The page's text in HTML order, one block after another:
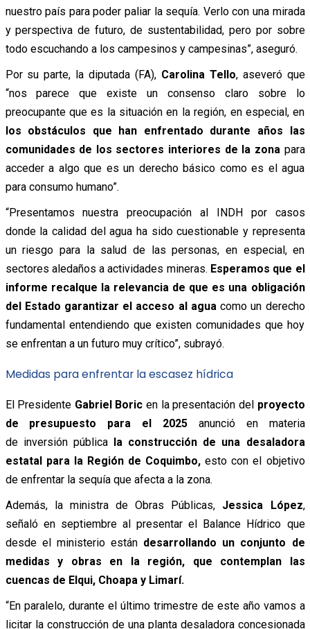
nuestro país para poder paliar la sequía. Verlo con una mirada
y perspectiva de futuro, de sustentabilidad, pero por sobre
todo escuchando a los campesinos y campesinas”, aseguró.
Por su parte, la diputada (FA), Carolina Tello, aseveró que
“nos parece que existe un consenso claro sobre lo
preocupante que es la situación en la región, en especial, en
los obstáculos que han enfrentado durante años las
comunidades de los sectores interiores de la zona para
acceder a algo que es un derecho básico como es el agua
para consumo humano”.
“Presentamos nuestra preocupación al INDH por casos
donde la calidad del agua ha sido cuestionable y representa
un riesgo para la salud de las personas, en especial, en
sectores aledaños a actividades mineras. Esperamos que el
informe recalque la relevancia de que es una obligación
del Estado garantizar el acceso al agua como un derecho
fundamental entendiendo que existen comunidades que hoy
se enfrentan a un futuro muy crítico”, subrayó.
Medidas para enfrentar la escasez hídrica
El Presidente Gabriel Boric en la presentación del proyecto
de presupuesto para el 2025anunció en materia
de inversión pública la construcción de una desaladora
estatal para la Región de Coquimbo,esto con el objetivo
de enfrentar la sequía que afecta a la zona.
Además, la ministra de Obras Públicas, Jessica López,
señaló en septiembre al presentar el Balance Hídrico que
desde el ministerio están desarrollando un conjunto de
medidas y obras en la región, que contemplan las
cuencas de Elqui, Choapa y Limarí.
“En paralelo, durante el último trimestre de este año vamos a
licitar la construcción de una planta desaladora concesionada